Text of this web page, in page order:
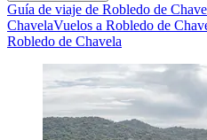
Guía de viaje de Robledo de
ChavelaVuelos a Robledo de
Robledo de Chavela